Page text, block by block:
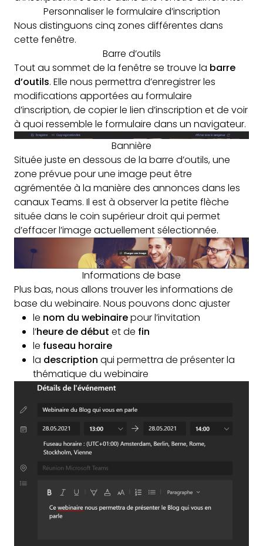
Personnaliser le formulaire d’inscription
Nous distinguons cinq zones différentes dans
cette fenêtre.
Barre d’outils
Tout au sommet de la fenêtre se trouve la barre
d’outils. Elle nous permettra d’enregistrer les
modifications apportées au formulaire
d’inscription, de copier le lien d’inscription et de voir
à quoi ressemble le formulaire dans un navigateur.
Bannière
Située juste en dessous de la barre d’outils, une
zone prévue pour une image peut être
agrémentée à la manière des annonces dans les
canaux Teams. Il est à observer la petite flèche
située dans le coin supérieur droit qui permet
d’effacer l’image actuellement sélectionnée.
Informations de base
Plus bas, nous allons trouver les informations de
base du webinaire. Nous pouvons donc ajuster
le nom du webinairepour l’invitation
l’heure de début et de fin
le fuseau horaire
la description qui permettra de présenter la
thématique du webinaire